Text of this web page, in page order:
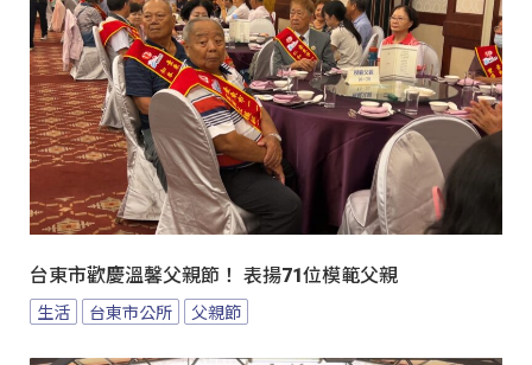
台東市歡慶溫馨父親節！ 表揚71位模範父親
生活 台東市公所 父親節